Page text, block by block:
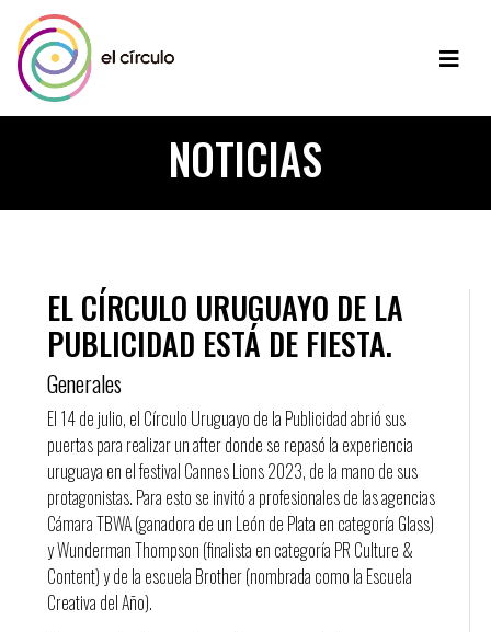
NOTICIAS
EL CÍRCULO URUGUAYO DE LA
PUBLICIDAD ESTÁ DE FIESTA.
Generales
El 14 de julio, el Círculo Uruguayo de la Publicidad abrió sus
puertas para realizar un after donde se repasó la experiencia
uruguaya en el festival Cannes Lions 2023, de la mano de sus
protagonistas. Para esto se invitó a profesionales de las agencias
Cámara TBWA (ganadora de un León de Plata en categoría Glass)
y Wunderman Thompson (finalista en categoría PR Culture &
Content) y de la escuela Brother (nombrada como la Escuela
Creativa del Año).